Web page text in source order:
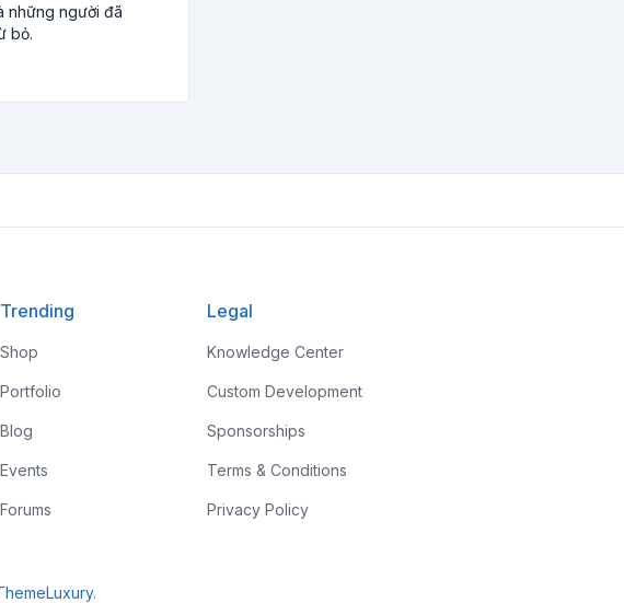
những người đã
bỏ.
Trending
Shop
Portfolio
Blog
Events
Forums
Legal
Knowledge Center
Custom Development
Sponsorships
Terms & Conditions
Privacy Policy
.